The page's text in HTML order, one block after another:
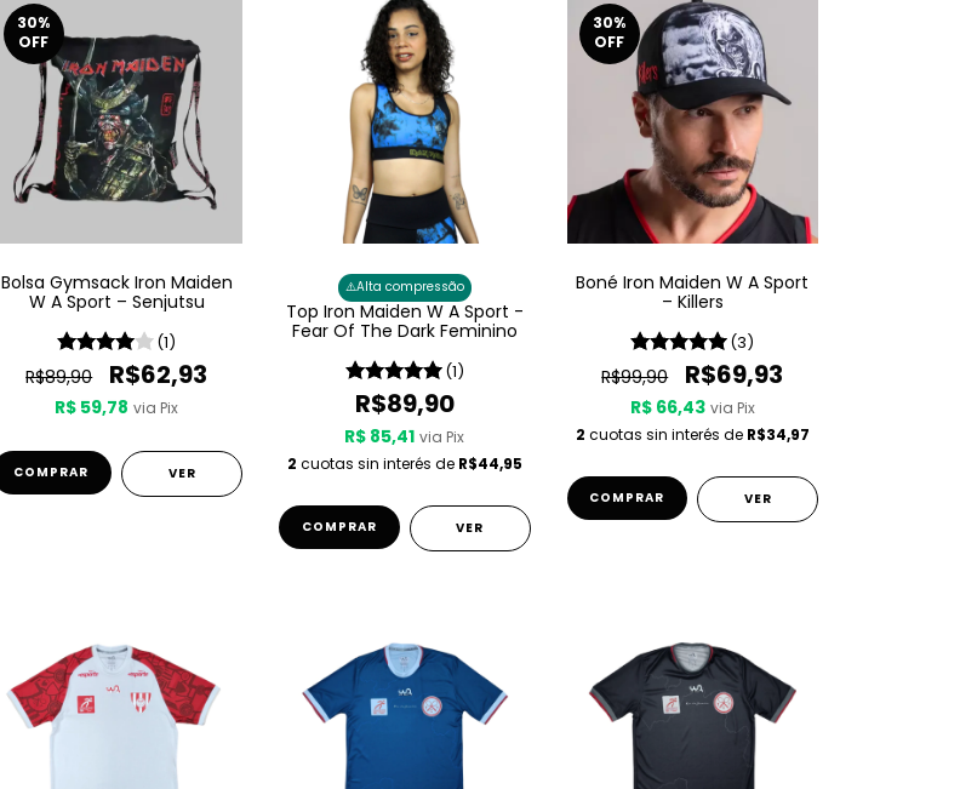
30%
OFF
Bolsa Gymsack Iron Maiden
W A Sport – Senjutsu
(1)
R$89,90 R$62,93
R$ 59,78 via Pix
VER
⚠️Alta compressão
Top Iron Maiden W A Sport -
Fear Of The Dark Feminino
(1)
R$89,90
R$ 85,41 via Pix
2 cuotas sin interés de R$44,95
COMPRAR VER
30%
OFF
Boné Iron Maiden W A Sport
– Killers
(3)
R$99,90 R$69,93
R$ 66,43 via Pix
2 cuotas sin interés de R$34,97
VER